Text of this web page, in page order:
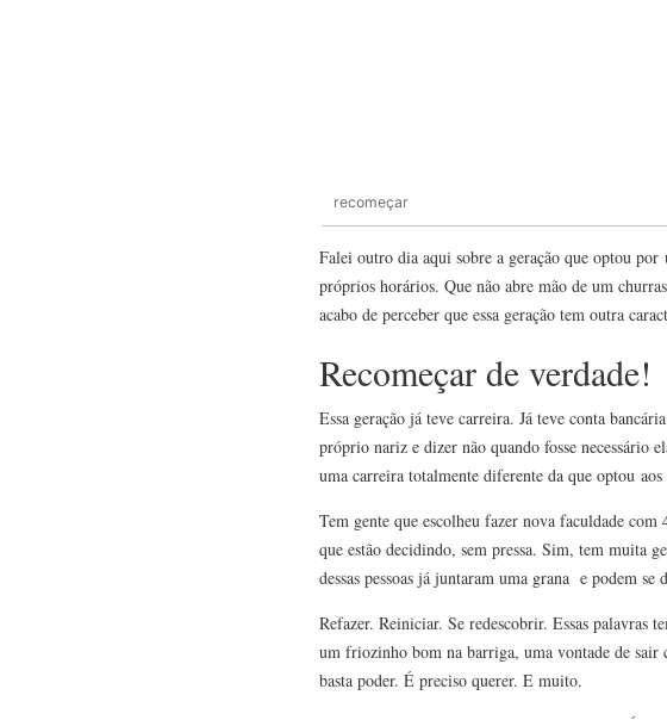
recomeçar
Falei outro dia aqui sobre a geração que optou por
próprios horários. Que não abre mão de um
acabo de perceber que essa geração tem outra
Recomeçar de verdade!
Essa geração já teve carreira. Já teve conta
próprio nariz e dizer não quando fosse necessário
uma carreira totalmente diferente da que optou aos
Tem gente que escolheu fazer nova faculdade
que estão decidindo, sem pressa. Sim, tem muita
dessas pessoas já juntaram uma grana e podem
Refazer. Reiniciar. Se redescobrir. Essas palavras
um friozinho bom na barriga, uma vontade de sair
basta poder. É preciso querer. E muito.